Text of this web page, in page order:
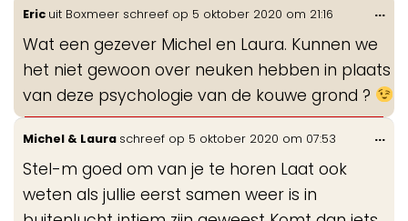
Eric uit Boxmeer schreef op 5 oktober 2020 om 21:16
Wat een gezever Michel en Laura. Kunnen we
het niet gewoon over neuken hebben in plaats
van deze psychologie van de kouwe grond ?
...
Michel & Laura schreef op 5 oktober 2020 om 07:53
Stel-m goed om van je te horen Laat ook
weten als jullie eerst samen weer is in
...